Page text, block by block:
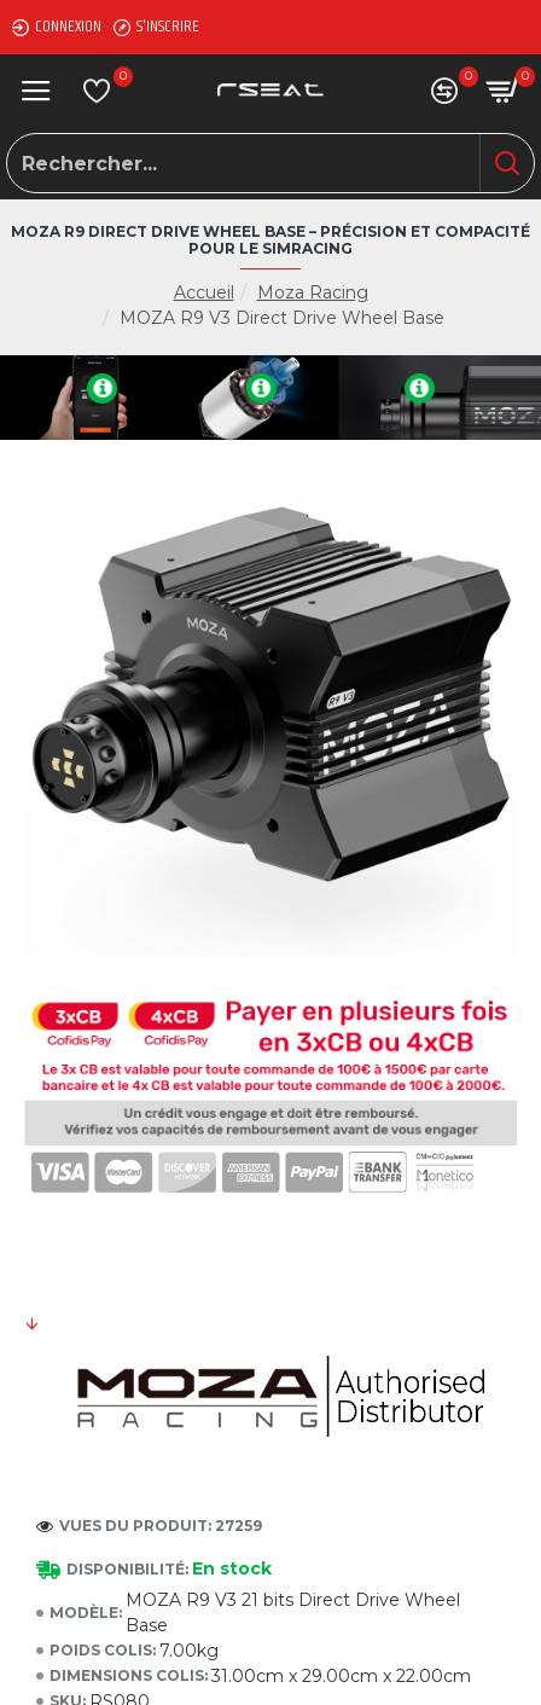
CONNEXION S'INSCRIRE
0 0 0
Accueil
Moza Racing
MOZA R9 V3 Direct Drive Wheel Base
MOZA R9 DIRECT DRIVE WHEEL BASE – PRÉCISION ET COMPACITÉ
POUR LE SIMRACING
DISPONIBILITÉ: En stock
MODÈLE:
MOZA R9 V3 21 bits Direct Drive Wheel
Base
POIDS COLIS: 7.00kg
DIMENSIONS COLIS: 31.00cm x 29.00cm x 22.00cm
SKU:
VUES DU PRODUIT: 27259